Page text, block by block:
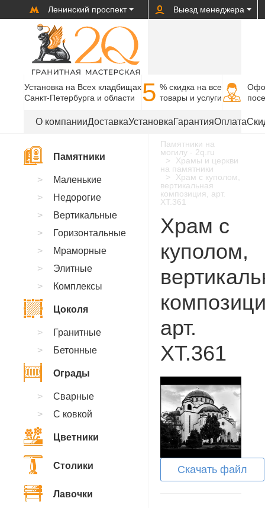
Ленинский проспект Выезд менеджера
Установка на Всех кладбищах
Санкт-Петербурга и области
5 % cкидка на все
товары и услуги
О компанииДоставкаУстановкаГарантияОплата
Памятники на
могилу - 2q.ru
Храмы и церкви
на памятники
Храм с куполом,
вертикальная
композиция, арт.
XT.361
Храм с
куполом,
арт.
XT.361
Скачать файл
Памятники
Маленькие
Недорогие
Вертикальные
Горизонтальные
Мраморные
Элитные
Комплексы
Цоколя
Гранитные
Бетонные
Ограды
Сварные
С ковкой
Цветники
Столики
Лавочки